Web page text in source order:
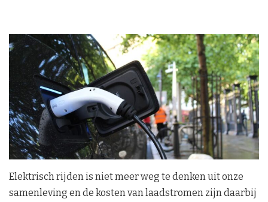
Elektrisch rijden is niet meer weg te denken uit onze
samenleving en de kosten van laadstromen zijn daarbij